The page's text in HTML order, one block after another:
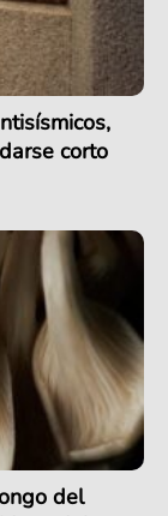
corto
del